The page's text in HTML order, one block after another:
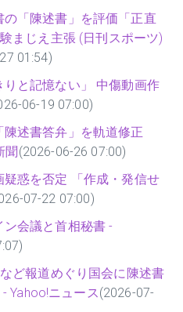
「陳述書」を評価「正直
まじえ主張 (日刊スポーツ)
01:54)
と記憶ない」 中傷動画作
06-19 07:00)
述書答弁」を軌道修正
聞 (2026-06-26 07:00)
惑を否定 「作成・発信せ
07-22 07:00)
会議と首相秘書 -
ど報道めぐり国会に陳述書
Yahoo!ニュース(2026-07-